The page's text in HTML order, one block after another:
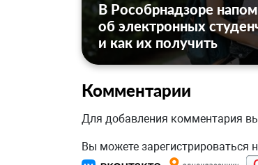
В Рособрнадзоре
об электронных
и как их получить
Комментарии
Для добавления комментария
Вы можете зарегистрироваться